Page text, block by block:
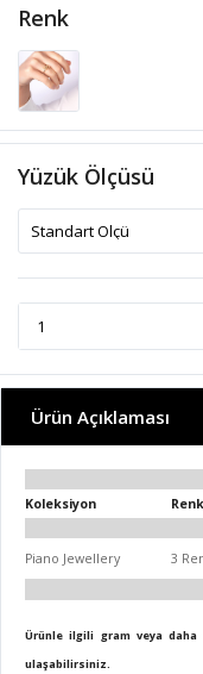
Renk
Yüzük Ölçüsü
Ürün Açıklaması
Koleksiyon Renk
Piano Jewellery 3
Ürünle ilgili gram veya daha
ulaşabilirsiniz.